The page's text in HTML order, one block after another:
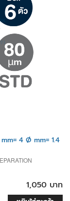
mm= 4 Ø mm= 1.4
1,050 บาท